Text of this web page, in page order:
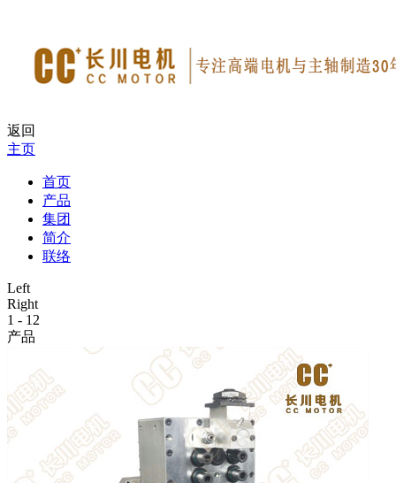
返回
主页
首页
产品
集团
简介
联络
Left
Right
1 - 12
产品